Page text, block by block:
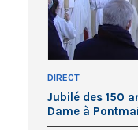
DIRECT
Jubilé des 150
Dame à